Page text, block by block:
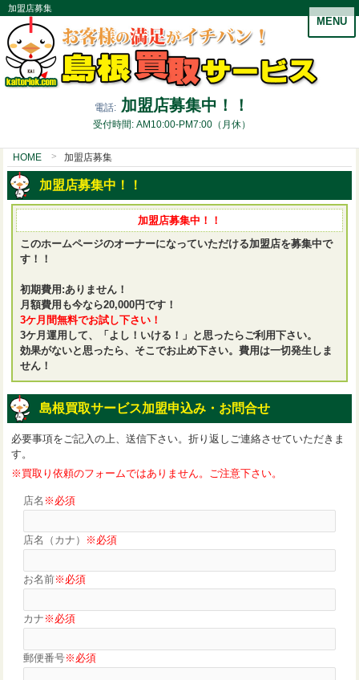
加盟店募集
電話: 加盟店募集中！！
受付時間: AM10:00-PM7:00（月休）
MENU
HOME 加盟店募集
加盟店募集中！！
加盟店募集中！！
このホームページのオーナーになっていただける加盟店を募集中で
す！！
初期費用:ありません！
月額費用も今なら20,000円です！
3ケ月間無料でお試し下さい！
3ケ月運用して、「よし！いける！」と思ったらご利用下さい。
効果がないと思ったら、そこでお止め下さい。費用は一切発生しま
せん！
島根買取サービス加盟申込み・お問合せ
必要事項をご記入の上、送信下さい。折り返しご連絡させていただきま
す。
※買取り依頼のフォームではありません。ご注意下さい。
店名 ※必須
店名（カナ） ※必須
お名前※必須
カナ ※必須
郵便番号※必須